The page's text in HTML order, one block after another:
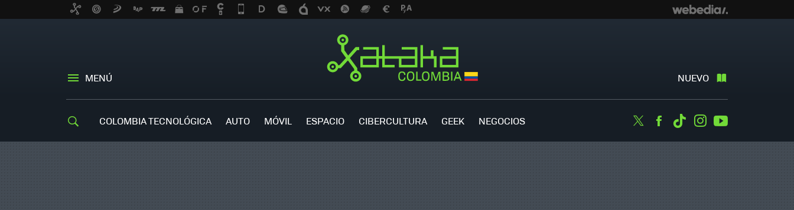
MENÚ NUEVO
COLOMBIA TECNOLÓGICA AUTO MÓVIL ESPACIO CIBERCULTURA GEEK NEGOCIOS TwitterFacebook
TiktokInstagram